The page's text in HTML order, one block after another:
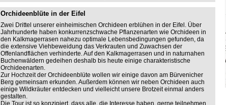
Orchideenblüte in der Eifel
Zwei Drittel unserer einheimischen Orchideen erblühen in der Eifel. Über
Jahrhunderte haben konkurrenzschwache Pflanzenarten wie Orchideen in
den Kalkmagerrasen nahezu optimale Lebensbedingungen gefunden, da
die extensive Viehbeweidung das Verkrauten und Zuwachsen der
Offenlandflächen verhinderte. Auf den Kalkmagerrasen und in naturnahen
Buchenwäldern gedeihen deshalb bis heute einige charakteristische
Orchideenarten.
Zur Hochzeit der Orchideenblüte wollen wir einige davon am Bürvenicher
Berg gemeinsam erkunden. Außerdem können wir neben Orchideen auch
einige Wildkräuter entdecken und vielleicht unsere Brotzeit einmal anders
gestalten.
Die Tour ist so konzipiert, dass alle, die Interesse haben, gerne teilnehmen